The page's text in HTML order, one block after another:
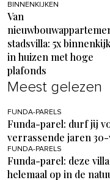
BINNENKIJKEN
Van
stadsvilla: 5x
in huizen met hoge
plafonds
Meest gelezen
FUNDA-PARELS
Funda-parel: durf jij
verrassende jaren
FUNDA-PARELS
Funda-parel: deze
helemaal op in de